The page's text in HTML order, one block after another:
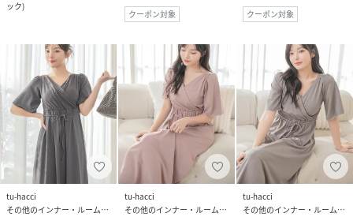
ック)
クーポン対象
クーポン対象
tu-hacci
その他のインナー・ルームウェア
tu-hacci
その他のインナー・ルームウェア
tu-hacci
その他のインナー・ルームウェア